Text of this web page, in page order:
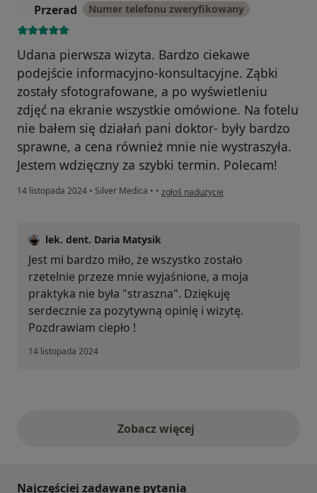
Przerad Numer telefonu zweryfikowany
Udana pierwsza wizyta. Bardzo ciekawe
podejście informacyjno-konsultacyjne. Ząbki
zostały sfotografowane, a po wyświetleniu
zdjęć na ekranie wszystkie omówione. Na fotelu
nie bałem się działań pani doktor- były bardzo
sprawne, a cena również mnie nie wystraszyła.
Jestem wdzięczny za szybki termin. Polecam!
14 listopada 2024 • Silver Medica • • w opinii użytkownika Przerad
zgłoś nadużycie
lek. dent. Daria Matysik
Jest mi bardzo miło, że wszystko zostało
rzetelnie przeze mnie wyjaśnione, a moja
praktyka nie była "straszna". Dziękuję
serdecznie za pozytywną opinię i wizytę.
Pozdrawiam ciepło !
14 listopada 2024
Zobacz więcejopinie powyżej
Najczęściej zadawane pytania